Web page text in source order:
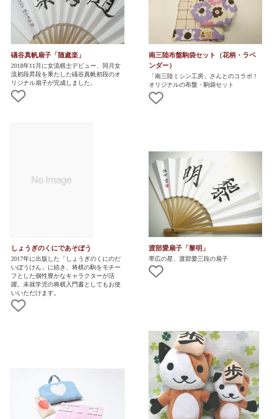
礒谷真帆扇子「随處楽」
2018年11月に女流棋士デビュー、同月女
流初段昇段を果たした礒谷真帆初段のオ
リジナル扇子が完成しました。
南三陸布盤駒袋セット（花柄・ラベ
ンダー）
「南三陸ミシン工房」さんとのコラボ！
オリジナルの布盤・駒袋セット
しょうぎのくにであそぼう
2017年に出版した「しょうぎのくにのだ
いぼうけん」に続き、将棋の駒をモチー
フとした個性豊かなキャラクターが活
躍。未就学児の将棋入門書としてもお使
いいただけます。
渡部愛扇子「黎明」
帯広の星、渡部愛三段の扇子